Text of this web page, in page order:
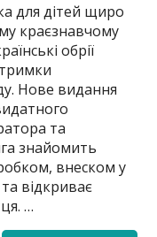
для дітей щиро
краєзнавчому
обрії
Нове видання
та
знайомить
внеском у
відкриває
…